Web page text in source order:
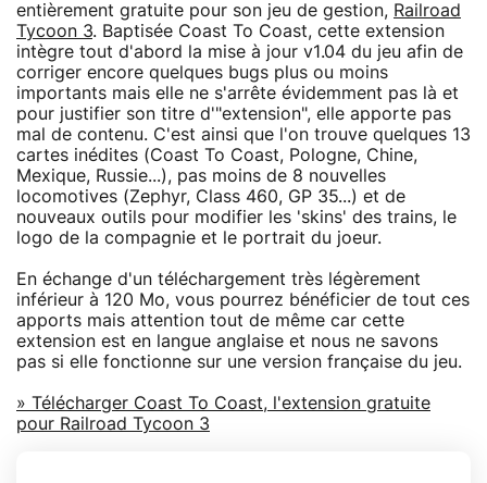
entièrement gratuite pour son jeu de gestion, Railroad
Tycoon 3. Baptisée Coast To Coast, cette extension
intègre tout d'abord la mise à jour v1.04 du jeu afin de
corriger encore quelques bugs plus ou moins
importants mais elle ne s'arrête évidemment pas là et
pour justifier son titre d'"extension", elle apporte pas
mal de contenu. C'est ainsi que l'on trouve quelques 13
cartes inédites (Coast To Coast, Pologne, Chine,
Mexique, Russie...), pas moins de 8 nouvelles
locomotives (Zephyr, Class 460, GP 35...) et de
nouveaux outils pour modifier les 'skins' des trains, le
logo de la compagnie et le portrait du joeur.
En échange d'un téléchargement très légèrement
inférieur à 120 Mo, vous pourrez bénéficier de tout ces
apports mais attention tout de même car cette
extension est en langue anglaise et nous ne savons
pas si elle fonctionne sur une version française du jeu.
» Télécharger Coast To Coast, l'extension gratuite
pour Railroad Tycoon 3